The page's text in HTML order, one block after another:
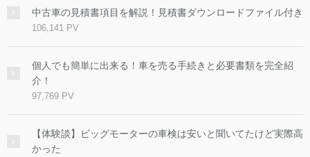
中古車の見積書項目を解説！見積書ダウンロードファイル付き
106,141 PV
個人でも簡単に出来る！車を売る手続きと必要書類を完全紹
介！
97,769 PV
【体験談】ビッグモーターの車検は安いと聞いてたけど実際高
かった